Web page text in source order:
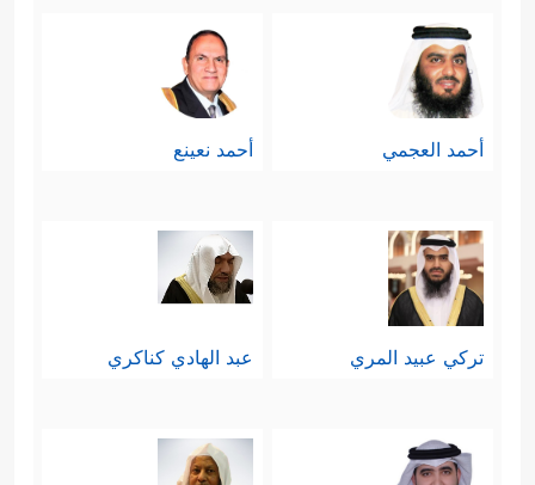
أحمد العجمي أحمد نعينع
تركي عبيد المري عبد الهادي كناكري